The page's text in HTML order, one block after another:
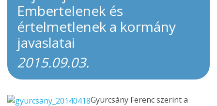
Embertelenek és
értelmetlenek a kormány
javaslatai
2015.09.03.
Gyurcsány Ferenc szerint a